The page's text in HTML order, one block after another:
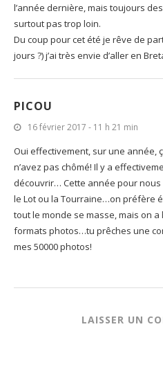
l’année dernière, mais toujours
surtout pas trop loin.
Du coup pour cet été je rêve de
jours ?) j’ai très envie d’aller en
PICOU
16 février 2017 - 11 h 21 min
Oui effectivement, sur une année,
n’avez pas chômé! Il y a
découvrir… Cette année pour nous
le Lot ou la Tourraine…on préfère
tout le monde se masse, mais on a
formats photos…tu prêches une
mes 50000 photos!
LAISSER UN